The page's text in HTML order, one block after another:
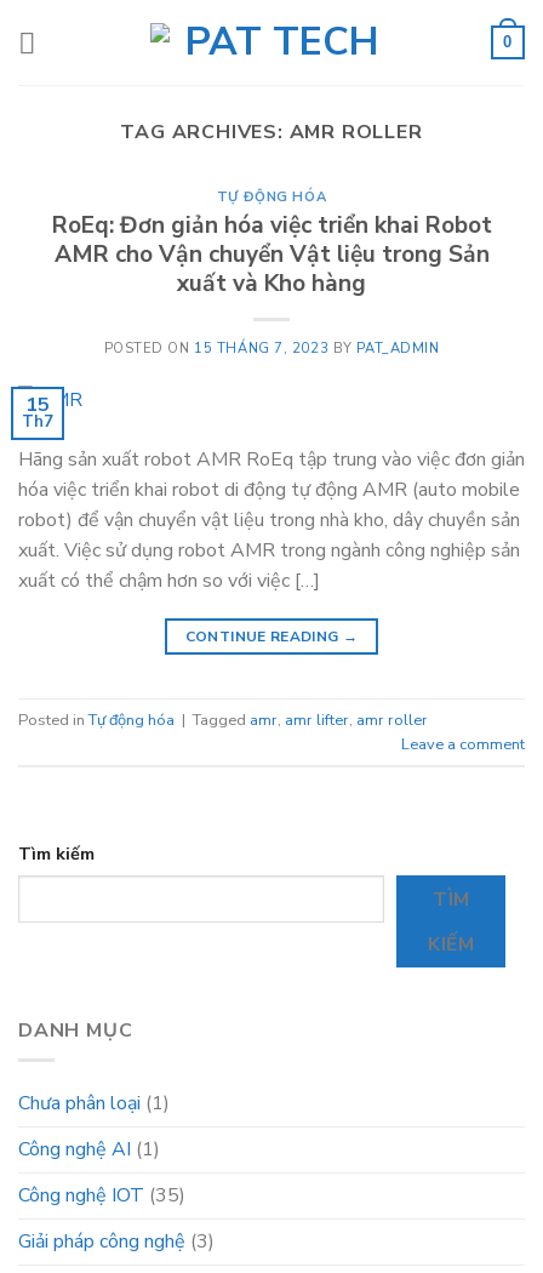
0
TAG ARCHIVES: AMR ROLLER
TỰ ĐỘNG HÓA
RoEq: Đơn giản hóa việc triển khai Robot
AMR cho Vận chuyển Vật liệu trong Sản
xuất và Kho hàng
POSTED ON 15 THÁNG 7, 2023 BY PAT_ADMIN
15
Th7
Hãng sản xuất robot AMR RoEq tập trung vào việc đơn giản
hóa việc triển khai robot di động tự động AMR (auto mobile
robot) để vận chuyển vật liệu trong nhà kho, dây chuyền sản
xuất. Việc sử dụng robot AMR trong ngành công nghiệp sản
xuất có thể chậm hơn so với việc […]
CONTINUE READING →
Posted inTự động hóa | Tagged amr, amr lifter, amr roller
Leave a comment
Tìm kiếm
TÌM
KIẾM
DANH MỤC
Chưa phân loại (1)
Công nghệ AI (1)
Công nghệ IOT (35)
Giải pháp công nghệ (3)